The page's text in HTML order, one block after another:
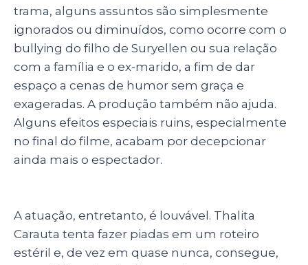
trama, alguns assuntos são simplesmente
ignorados ou diminuídos, como ocorre com o
bullying do filho de Suryellen ou sua relação
com a família e o ex-marido, a fim de dar
espaço a cenas de humor sem graça e
exageradas. A produção também não ajuda.
Alguns efeitos especiais ruins, especialmente
no final do filme, acabam por decepcionar
ainda mais o espectador.
A atuação, entretanto, é louvável. Thalita
Carauta tenta fazer piadas em um roteiro
estéril e, de vez em quase nunca, consegue,